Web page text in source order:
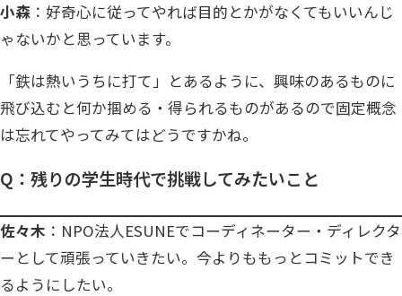
小森 ：好奇心に従ってやれば目的とかがなくてもいいんじ
ゃないかと思っています。
「鉄は熱いうちに打て」とあるように、興味のあるものに
飛び込むと何か掴める・得られるものがあるので固定概念
は忘れてやってみてはどうですかね。
Q：残りの学生時代で挑戦してみたいこと
佐々木 ：NPO法人ESUNEでコーディネーター・ディレクタ
ーとして頑張っていきたい。今よりももっとコミットでき
るようにしたい。